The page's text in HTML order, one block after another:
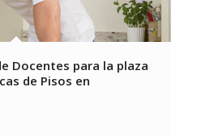
Docentes para la plaza
de Pisos en